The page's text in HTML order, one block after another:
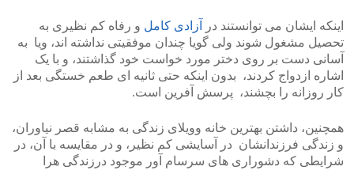
اینکه ایشان می توانستند در آزادی کامل و رفاه کم نظیری به
تحصیل مشغول شوند ولی گویا چندان موفقیتی نداشته اند، ویا به
آسانی دست بر روی دختر مورد خواست خود گذاشتند، و با یک
اشاره ازدواج کردند، بدون اینکه حتی ثانیه ای طعم خستگی بعد از
کار روزانه را بچشند، پرسش آفرین است.
همچنین، داشتن بهترین خانه وویلای زندگی به مشابه قصر نیاوران،
و زندگی فرزندانشان در آسایشی کم نظیر، و در مقایسه با آن، در
شرایطی که دشوراری های سرسام آور موجود درزندگی هرا